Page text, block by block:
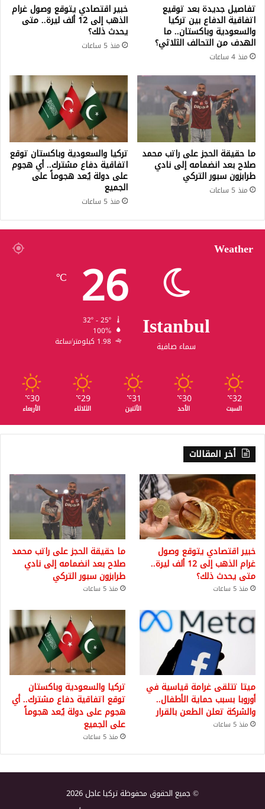
تفاصيل جديدة بعد توقيع
اتفاقية الدفاع بين تركيا
والسعودية وباكستان.. ما
الهدف من التحالف الثلاثي؟
منذ 4 ساعات
خبير اقتصادي يتوقع وصول غرام
الذهب إلى 12 ألف ليرة.. متى
يحدث ذلك؟
منذ 5 ساعات
ما حقيقة الحجز على راتب محمد
صلاح بعد انضمامه إلى نادي
طرابزون سبور التركي
منذ 5 ساعات
تركيا والسعودية وباكستان توقع
اتفاقية دفاع مشترك.. أي هجوم
على دولة يُعد هجوماً على
الجميع
منذ 5 ساعات
Weather
Istanbul
سماء صافية
26
℃
100%
1.98 كيلومتر/ساعة
32
℃
السبت
30
℃
الأحد
31
℃
الأثنين
29
℃
الثلاثاء
30
℃
الأربعاء
أخر المقالات
خبير اقتصادي يتوقع وصول
غرام الذهب إلى 12 ألف ليرة..
متى يحدث ذلك؟
منذ 5 ساعات
ما حقيقة الحجز على راتب محمد
صلاح بعد انضمامه إلى نادي
طرابزون سبور التركي
منذ 5 ساعات
ميتا تتلقى غرامة قياسية في
أوروبا بسبب حماية الأطفال..
والشركة تعلن الطعن بالقرار
منذ 5 ساعات
تركيا والسعودية وباكستان
توقع اتفاقية دفاع مشترك.. أي
هجوم على دولة يُعد هجوماً
على الجميع
منذ 5 ساعات
© جميع الحقوق محفوظة تركيا عاجل 2026